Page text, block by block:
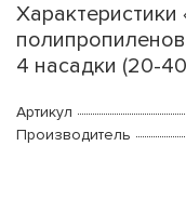
Характеристики
4 насадки (20-
Артикул
Производитель